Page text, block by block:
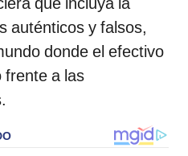
auténticos y falsos,
donde el efectivo
frente a las